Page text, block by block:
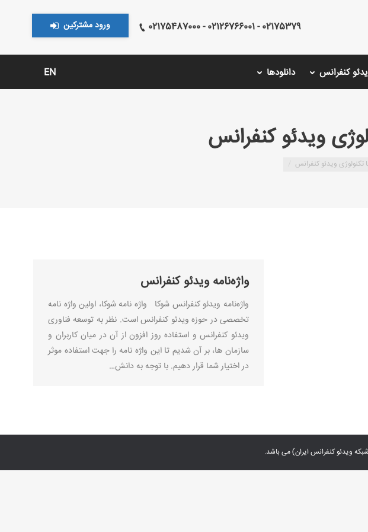
02175379 - 02126766001 - 02175487000 ورود مشترکین
کنفرانس دانلودها EN
ویدئو کنفرانس
ویدئو کنفرانس
واژه‌نامه ویدئو کنفرانس
واژه‌نامه ویدئو کنفرانس شوکا واژه نامه شوکا، اولین واژه نامه
تخصصی در حوزه ویدئو کنفرانس است. نظر به توسعه فناوری
ویدئو کنفرانس و استفاده روز افزون از آن در میان کاربران و
سازمان ها، بر آن شدیم تا این واژه نامه را جهت استفاده موثر
در اختیار شما قرار دهیم. با توجه به دانش…